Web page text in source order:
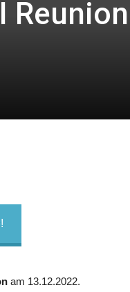
Reunion
am 13.12.2022.